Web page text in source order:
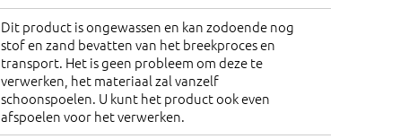
Dit product is ongewassen en kan zodoende nog
stof en zand bevatten van het breekproces en
transport. Het is geen probleem om deze te
verwerken, het materiaal zal vanzelf
schoonspoelen. U kunt het product ook even
afspoelen voor het verwerken.